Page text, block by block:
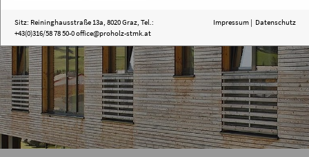
Sitz: Reininghausstraße 13a, 8020 Graz, Tel.:
+43(0)316/58 78 50-0office@proholz-stmk.at
Impressum| Datenschutz